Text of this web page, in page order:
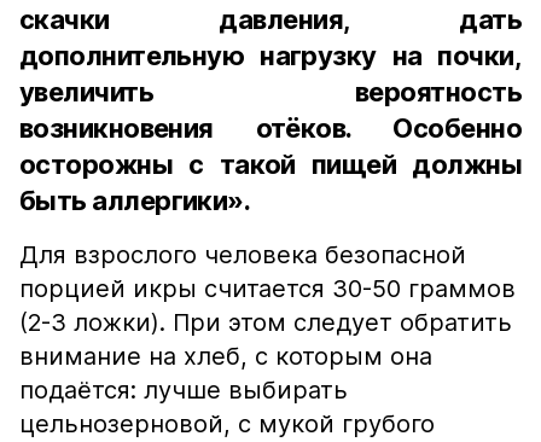
скачки давления, дать
дополнительную нагрузку на почки,
увеличить вероятность
возникновения отёков. Особенно
осторожны с такой пищей должны
быть аллергики».
Для взрослого человека безопасной
порцией икры считается 30-50 граммов
(2-3 ложки). При этом следует обратить
внимание на хлеб, с которым она
подаётся: лучше выбирать
цельнозерновой, с мукой грубого